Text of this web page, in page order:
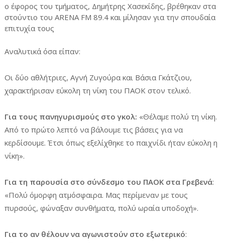
ο έφορος του τμήματος, Δημήτρης Χασεκίδης, βρέθηκαν στα
στούντιο του ARENA FM 89.4 και μίλησαν για την σπουδαία
επιτυχία τους
Αναλυτικά όσα είπαν:
Οι δύο αθλήτριες, Αγνή Ζυγούρα και Βάσια Γκάτζιου,
χαρακτήρισαν εύκολη τη νίκη του ΠΑΟΚ στον τελικό.
Για τους πανηγυρισμούς στο γκολ: «Θέλαμε πολύ τη νίκη.
Από το πρώτο λεπτό να βάλουμε τις βάσεις για να
κερδίσουμε. Έτσι όπως εξελίχθηκε το παιχνίδι ήταν εύκολη η
νίκη».
Για τη παρουσία στο σύνδεσμο του ΠΑΟΚ στα Γρεβενά:
«Πολύ όμορφη ατμόσφαιρα. Μας περίμεναν με τους
πυρσούς, φώναξαν συνθήματα, πολύ ωραία υποδοχή».
Για το αν θέλουν να αγωνιστούν στο εξωτερικό: